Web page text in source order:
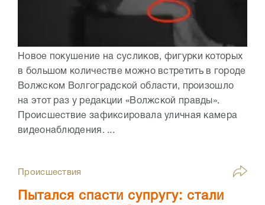
Новое покушение на сусликов, фигурки которых
в большом количестве можно встретить в городе
Волжском Волгоградской области, произошло
на этот раз у редакции «Волжской правды».
Происшествие зафиксировала уличная камера
видеонаблюдения. ...
Происшествия
Пытался спасти супругу: стали